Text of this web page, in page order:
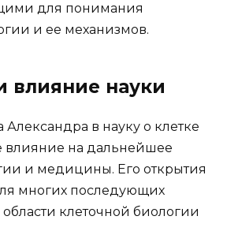
для понимания
и ее механизмов.
влияние науки
в науку о клетке
влияние на дальнейшее
и медицины. Его открытия
многих последующих
клеточной биологии